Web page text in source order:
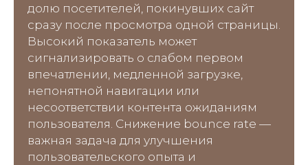
долю посетителей, покинувших сайт
сразу после просмотра одной страницы.
Высокий показатель может
сигнализировать о слабом первом
впечатлении, медленной загрузке,
непонятной навигации или
несоответствии контента ожиданиям
пользователя. Снижение bounce rate —
важная задача для улучшения
пользовательского опыта и